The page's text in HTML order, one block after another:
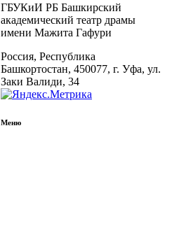
ГБУКиИ РБ Башкирский
академический театр драмы
имени Мажита Гафури
Россия, Республика
Башкортостан, 450077, г. Уфа, ул.
Заки Валиди, 34
Меню